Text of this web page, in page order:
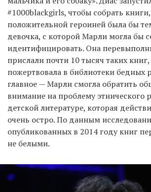
#1000blackgirls, чтобы собрать
положительной героиней была бы
девочка, с которой Марли могла бы
идентифицировать. Она
прислали почти 10 тысяч таких
пожертвовала в библиотеки бедных
главное — Марли смогла обратить
внимание на проблему этнического
детской литературе, которая
очень остро. По данным
опубликованных в 2014 году книг
не белыми.